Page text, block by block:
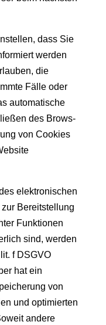
dass Sie
wer­den
die
Fälle oder
automa­tis­che
des Brows­
von Cook­ies
elek­tro­n­is­chen
Bere­it­stel­lung
Funk­tio­nen
sind, wer­den
f DSGVO
hat ein
von
und opti­mierten
andere